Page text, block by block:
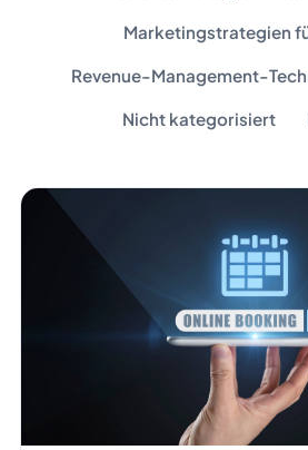
Marketingstrategien
Revenue-Management-
Nicht kategorisiert